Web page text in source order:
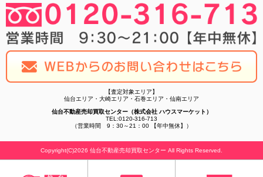
【査定対象エリア】
仙台エリア・大崎エリア・石巻エリア・仙南エリア
仙台不動産売却買取センター（株式会社 ハウスマーケット）
TEL:0120-316-713
（営業時間 9：30～21：00 【年中無休】）
Copyright(C)2026 仙台不動産売却買取センター All Rights Reserved.